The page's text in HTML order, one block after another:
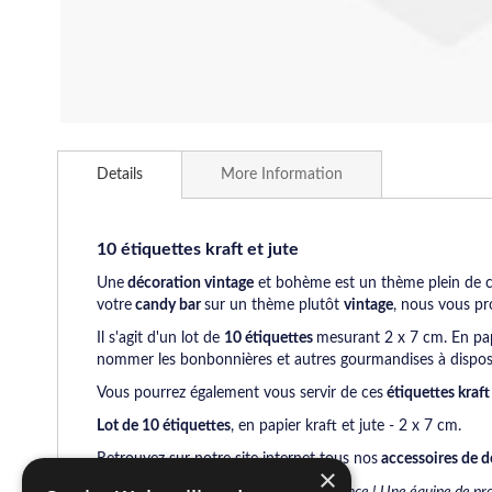
to
gallery
Details
10 étiquettes kraft et jute
Une décoration vintage et bohème est un thème plein de
votre candy barsur un thème plutôt vintage, nous vous
Il s'agit d'un lot de 10 étiquettes mesurant 2 x 7 cm. En
nommer les bonbonnières et autres gourmandises à
Vous pourrez également vous servir de ces étiquettes
Lot de 10 étiquettes, en papier kraft et jute - 2 x 7 cm.
Retrouvez sur notre site internet tous nos accessoires de
More Information
×